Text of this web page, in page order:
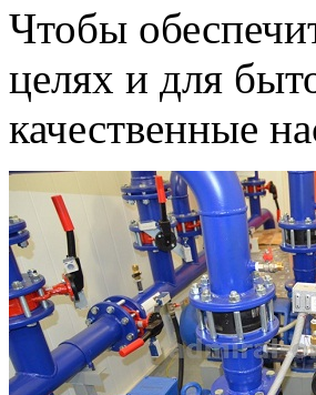
Чтобы
целях и для
качественные